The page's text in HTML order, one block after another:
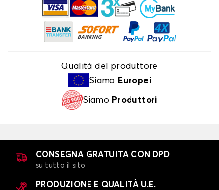
Qualità del produttore
Siamo Europei
Siamo Produttori
CONSEGNA GRATUITA CON DPD
su tutto il sito
PRODUZIONE E QUALITÀ U.E.